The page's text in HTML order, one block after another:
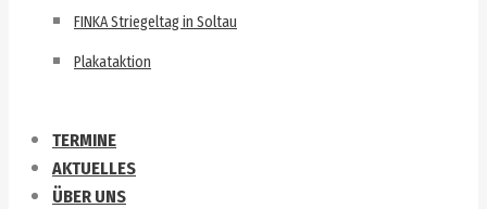
FINKA Striegeltag in Soltau
Plakataktion
TERMINE
AKTUELLES
ÜBER UNS